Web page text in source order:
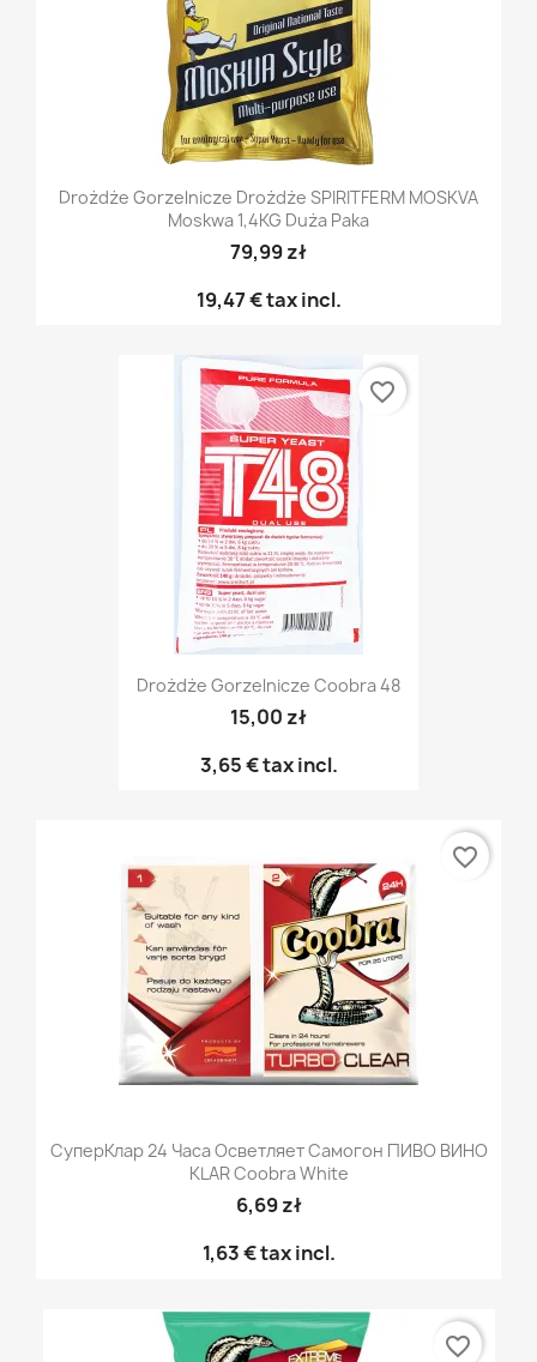
Drożdże Gorzelnicze Drożdże SPIRITFERM MOSKVA
Moskwa 1,4KG Duża Paka
79,99 zł
19,47 €tax incl.
Drożdże Gorzelnicze Coobra 48
15,00 zł
3,65 €tax incl.
favorite_border
СуперКлар 24 Часа Осветляет Самогон ПИВО ВИНО
KLAR Coobra White
6,69 zł
1,63 €tax incl.
favorite_border
favorite_border